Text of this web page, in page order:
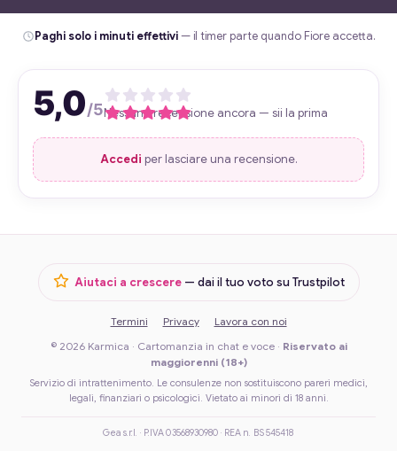
Paghi solo i minuti effettivi— il timer parte quando Fiore accetta.
5,0/5Nessuna recensione ancora — sii la prima
Accedi per lasciare una recensione.
Aiutaci a crescere— dai il tuo voto su Trustpilot
Termini Privacy
Lavora con noi
© 2026 Karmica · Cartomanzia in chat e voce · Riservato ai
maggiorenni (18+)
Servizio di intrattenimento. Le consulenze non sostituiscono pareri medici,
legali, finanziari o psicologici. Vietato ai minori di 18 anni.
Gea s.r.l. · P.IVA 03568930980 · REA n. BS 545418